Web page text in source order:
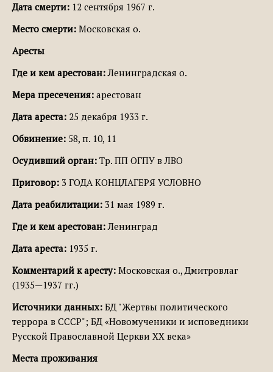
Дата смерти: 12 сентября 1967 г.
Место смерти: Московская о.
Аресты
Где и кем арестован:Ленинградская о.
Мера пресечения: арестован
Дата ареста: 25 декабря 1933 г.
Обвинение: 58, п. 10, 11
Осудивший орган: Тр. ПП ОГПУ в ЛВО
Приговор: 3 ГОДА КОНЦЛАГЕРЯ УСЛОВНО
Дата реабилитации: 31 мая 1989 г.
Где и кем арестован:Ленинград
Дата ареста: 1935 г.
Комментарий к аресту: Московская о., Дмитровлаг
(1935—1937 гг.)
Источники данных: БД "Жертвы политического
террора в СССР"; БД «Новомученики и исповедники
Русской Православной Церкви XX века»
Места проживания